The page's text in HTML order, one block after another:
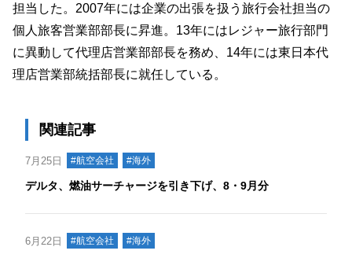
担当した。2007年には企業の出張を扱う旅行会社担当の
個人旅客営業部部長に昇進。13年にはレジャー旅行部門
に異動して代理店営業部部長を務め、14年には東日本代
理店営業部統括部長に就任している。
関連記事
7月25日 #航空会社 #海外
デルタ、燃油サーチャージを引き下げ、8・9月分
6月22日 #航空会社 #海外